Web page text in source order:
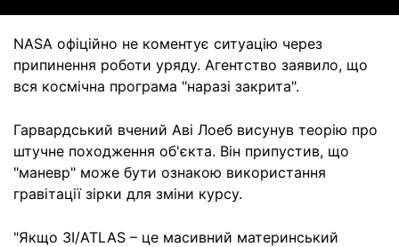
NASA офіційно не коментує ситуацію через
припинення роботи уряду. Агентство заявило, що
вся космічна програма "наразі закрита".
Гарвардський вчений Аві Лоеб висунув теорію про
штучне походження об'єкта. Він припустив, що
"маневр" може бути ознакою використання
гравітації зірки для зміни курсу.
"Якщо 3I/ATLAS – це масивний материнський